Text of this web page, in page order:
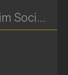
Terreno à Venda no Jardim Social – 1.000 m² na Av. Edgard Stellfeld | Excelente Potencial Construtivo | Ref. 649